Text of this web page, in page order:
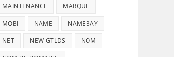
MAINTENANCE MARQUE
MOBI NAME NAMEBAY
NET NEW GTLDS NOM